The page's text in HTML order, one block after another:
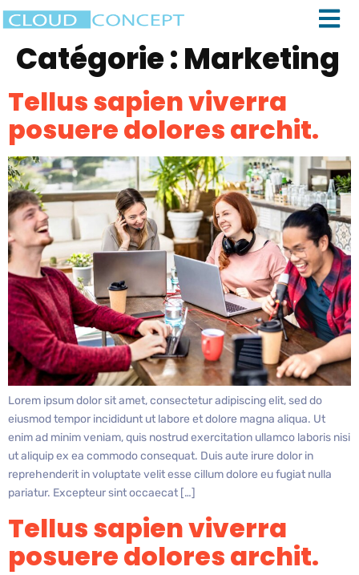
Catégorie :Marketing
Tellus sapien viverra
posuere dolores archit.
Lorem ipsum dolor sit amet, consectetur adipiscing elit, sed do
eiusmod tempor incididunt ut labore et dolore magna aliqua. Ut
enim ad minim veniam, quis nostrud exercitation ullamco laboris nisi
ut aliquip ex ea commodo consequat. Duis aute irure dolor in
reprehenderit in voluptate velit esse cillum dolore eu fugiat nulla
pariatur. Excepteur sint occaecat […]
Tellus sapien viverra
posuere dolores archit.